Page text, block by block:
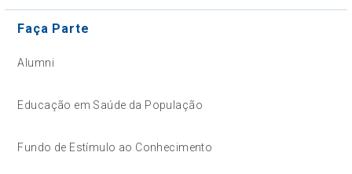
Faça Parte
Alumni
Educação em Saúde da População
Fundo de Estímulo ao Conhecimento